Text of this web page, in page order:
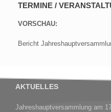
TERMINE /
VORSCHAU:
Bericht
AKTUELLES
Jahreshauptversammlung am